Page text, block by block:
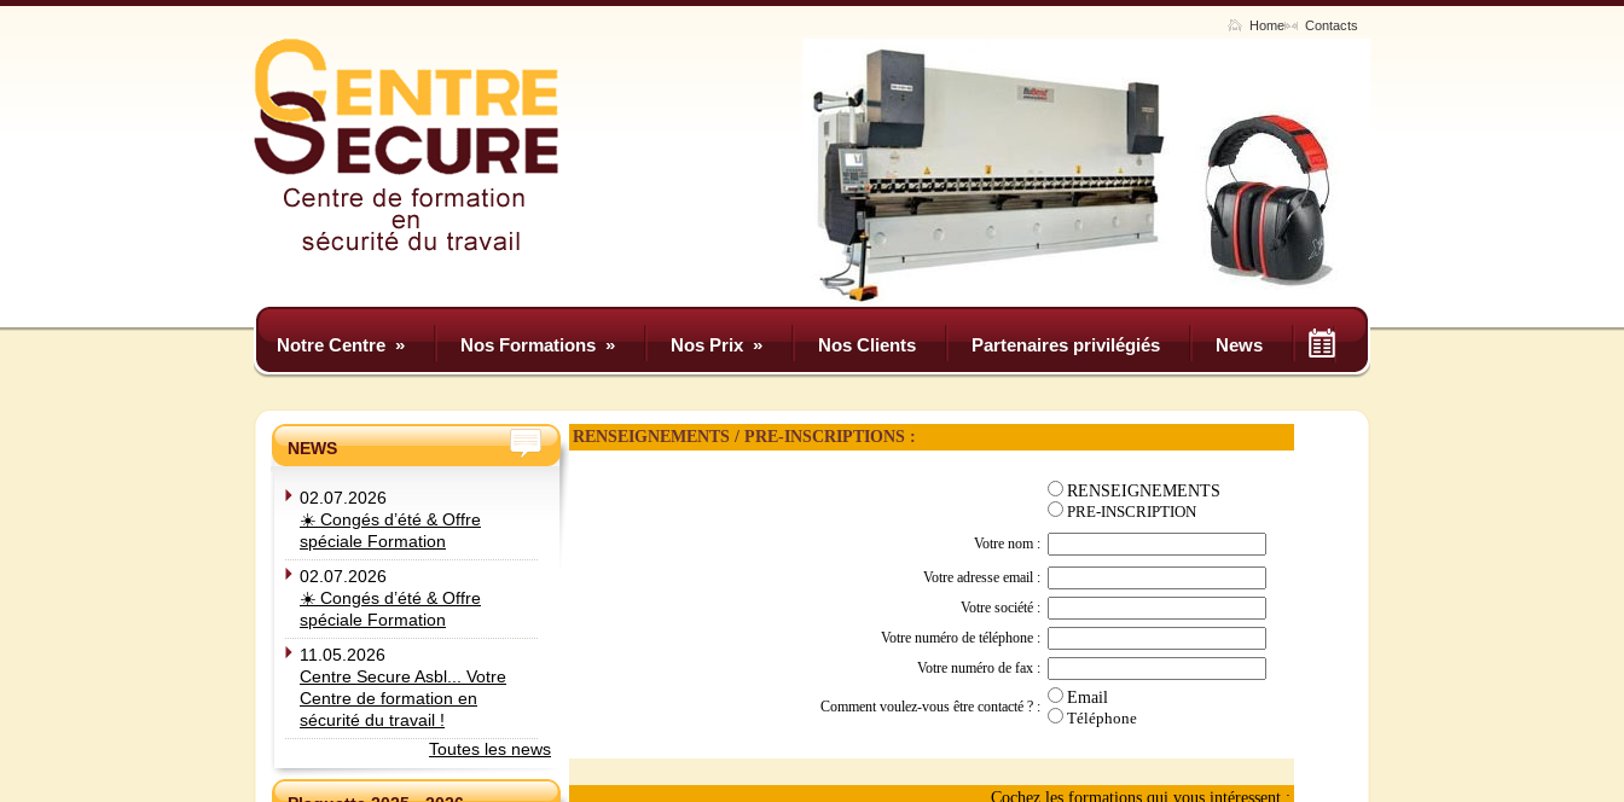
Home Contacts
Notre Centre» Nos Formations» Nos Prix» Nos Clients Partenaires privilégiés News
NEWS
02.07.2026
☀️ Congés d’été & Offre
spéciale Formation
02.07.2026
☀️ Congés d’été & Offre
spéciale Formation
11.05.2026
Centre Secure Asbl... Votre
Centre de formation en
sécurité du travail !
Toutes les news
RENSEIGNEMENTS / PRE-INSCRIPTIONS :
RENSEIGNEMENTS
PRE-INSCRIPTION
Votre nom :
Votre adresse email :
Votre société :
Votre numéro de téléphone :
Votre numéro de fax :
Comment voulez-vous être contacté ? :
Email
Téléphone
Cochez les formations qui vous intéressent :